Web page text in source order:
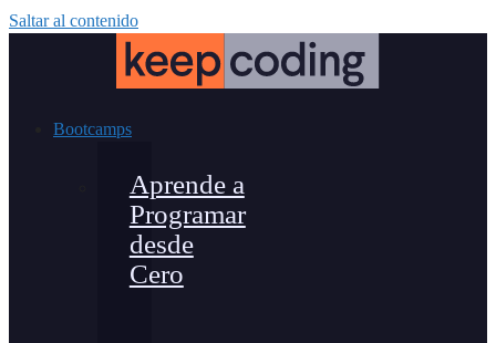
Saltar al contenido
Bootcamps
Aprende a
Programar
desde
Cero